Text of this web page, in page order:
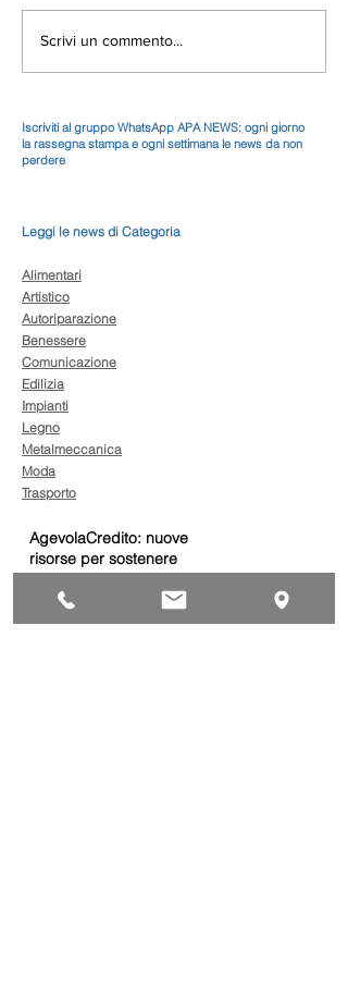
Scrivi un commento...
Iscriviti al gruppo WhatsApp APA NEWS: ogni giorno
la rassegna stampa e ogni settimana le news da non
perdere
Leggi le news di Categoria
Alimentari
Artistico
Autoriparazione
Benessere
Comunicazione
Edilizia
Impianti
Legno
Metalmeccanica
Moda
Trasporto
AgevolaCredito: nuove
risorse per sostenere
sviluppo, ammodernamento
e competitività delle imprese
Bandi